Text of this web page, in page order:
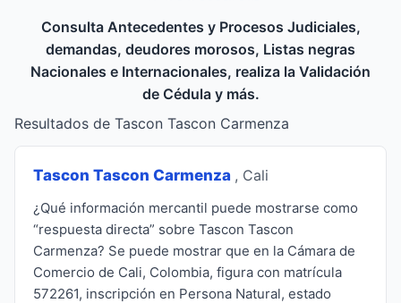
Consulta Antecedentes y Procesos Judiciales,
demandas, deudores morosos, Listas negras
Nacionales e Internacionales, realiza la Validación
de Cédula y más.
Resultados de Tascon Tascon Carmenza
Tascon Tascon Carmenza , Cali
¿Qué información mercantil puede mostrarse como
“respuesta directa” sobre Tascon Tascon
Carmenza? Se puede mostrar que en la Cámara de
Comercio de Cali, Colombia, figura con matrícula
572261, inscripción en Persona Natural, estado